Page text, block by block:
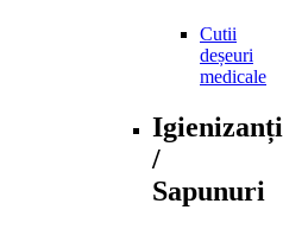
Cutii
deșeuri
medicale
Igienizanți
/
Sapunuri